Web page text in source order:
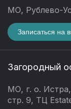
МО, Рублево-
Записаться на
Загородный
МО, г. о.
стр. 9, ТЦ